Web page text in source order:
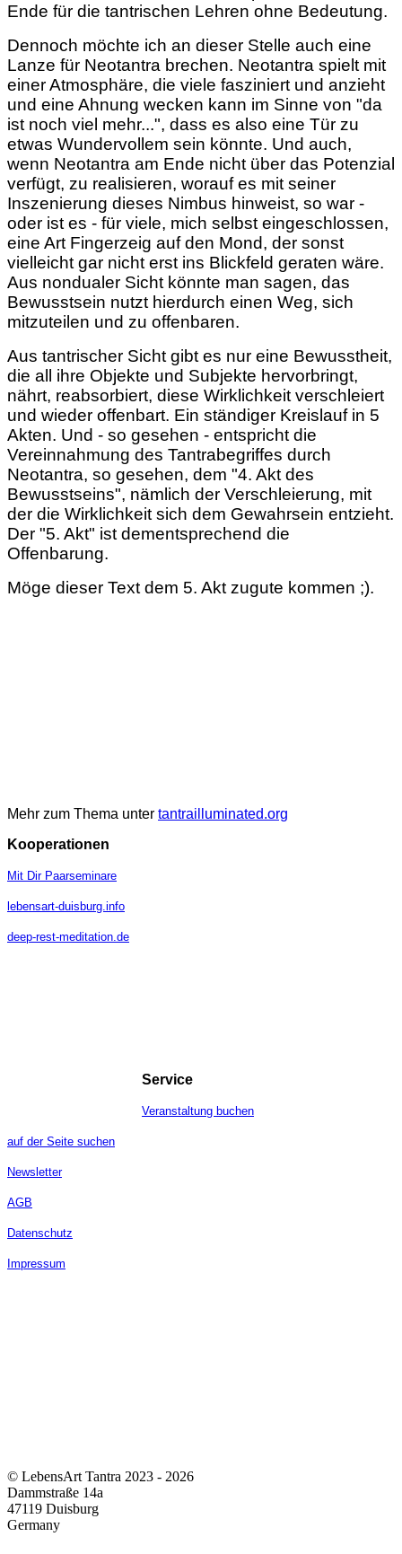
Ende für die tantrischen Lehren ohne Bedeutung.
Dennoch möchte ich an dieser Stelle auch eine
Lanze für Neotantra brechen. Neotantra spielt mit
einer Atmosphäre, die viele fasziniert und anzieht
und eine Ahnung wecken kann im Sinne von "da
ist noch viel mehr...", dass es also eine Tür zu
etwas Wundervollem sein könnte. Und auch,
wenn Neotantra am Ende nicht über das Potenzial
verfügt, zu realisieren, worauf es mit seiner
Inszenierung dieses Nimbus hinweist, so war -
oder ist es - für viele, mich selbst eingeschlossen,
eine Art Fingerzeig auf den Mond, der sonst
vielleicht gar nicht erst ins Blickfeld geraten wäre.
Aus nondualer Sicht könnte man sagen, das
Bewusstsein nutzt hierdurch einen Weg, sich
mitzuteilen und zu offenbaren.
Aus tantrischer Sicht gibt es nur eine Bewusstheit,
die all ihre Objekte und Subjekte hervorbringt,
nährt, reabsorbiert, diese Wirklichkeit verschleiert
und wieder offenbart. Ein ständiger Kreislauf in 5
Akten. Und - so gesehen - entspricht die
Vereinnahmung des Tantrabegriffes durch
Neotantra, so gesehen, dem "4. Akt des
Bewusstseins", nämlich der Verschleierung, mit
der die Wirklichkeit sich dem Gewahrsein entzieht.
Der "5. Akt" ist dementsprechend die
Offenbarung.
Möge dieser Text dem 5. Akt zugute kommen ;).
Mehr zum Thema unter tantrailluminated.org
Kooperationen
Mit Dir Paarseminare
lebensart-duisburg.info
deep-rest-meditation.de
Service
Veranstaltung buchen
auf der Seite suchen
Newsletter
AGB
Datenschutz
Impressum
© LebensArt Tantra 2023 - 2026
Dammstraße 14a
47119 Duisburg
Germany